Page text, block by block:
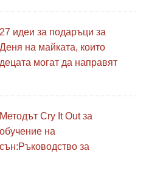
27 идеи за подаръци за
Деня на майката, които
децата могат да направят
Методът Cry It Out за
обучение на
сън:Ръководство за